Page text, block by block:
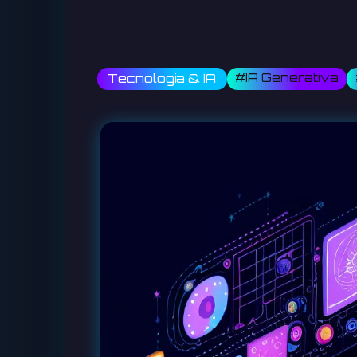
Tecnologia & IA #IA Generativa